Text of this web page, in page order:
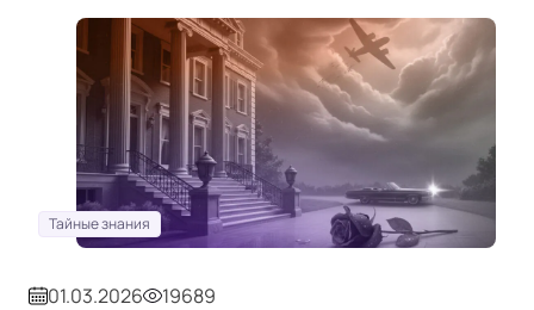
Тайные знания
01.03.2026 19689